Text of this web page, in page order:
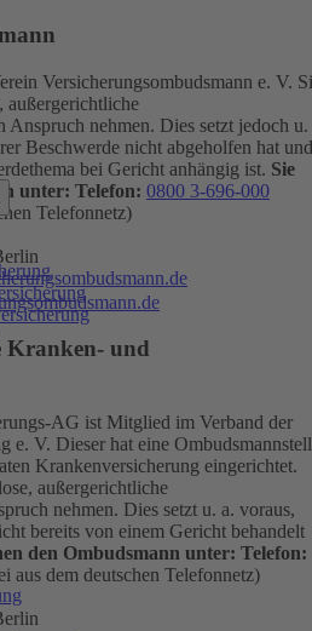
Versicherungsombudsmann e. V.
außergerichtliche
Anspruch nehmen. Dies setzt jedoch u.
Beschwerde nicht abgeholfen hat und
bei Gericht anhängig ist. Sie
unter: Telefon: 0800 3-696-000
Telefonnetz)
Kranken- und
AG ist Mitglied im Verband der
e. V. Dieser hat eine
Krankenversicherung eingerichtet.
außergerichtliche
nehmen. Dies setzt u. a. voraus,
bereits von einem Gericht behandelt
den Ombudsmann unter: Telefon:
aus dem deutschen Telefonnetz)